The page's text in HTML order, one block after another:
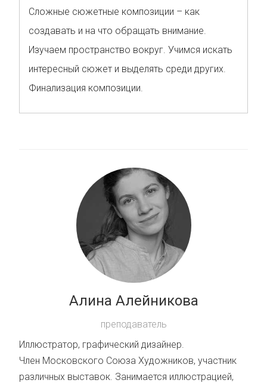
Сложные сюжетные композиции – как
создавать и на что обращать внимание.
Изучаем пространство вокруг. Учимся искать
интересный сюжет и выделять среди других.
Финализация композиции.
Алина Алейникова
преподаватель
Иллюстратор, графический дизайнер.
Член Московского Союза Художников, участник
различных выставок. Занимается иллюстрацией,